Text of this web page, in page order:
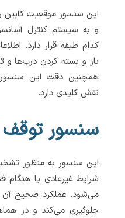
این سنسور موقعیت
و به سیستم کنترل
کدام طبقه قرار دارد.
باز و بسته کردن درب‌ها
همچنین دقت این
نقش کلیدی دارد.
سنسور توقف
این سنسور به منظور
شرایط غیرعادی یا
می‌شود. عملکرد صحیح آن
جلوگیری می‌کند و در